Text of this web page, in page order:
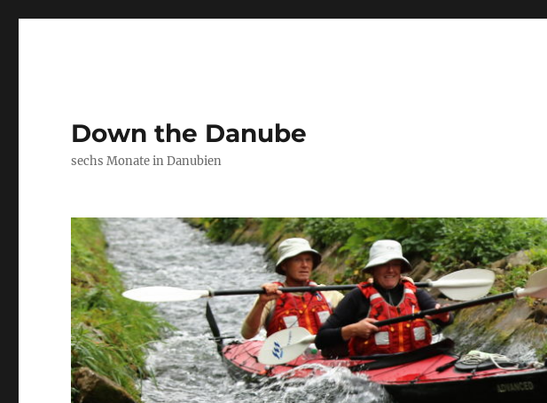
Down the Danube
sechs Monate in Danubien